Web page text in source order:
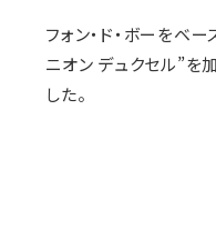
フォン・ド・ボーをベ
ニオン デュクセル”を
した。